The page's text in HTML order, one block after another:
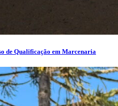
de Qualificação em Marcenaria